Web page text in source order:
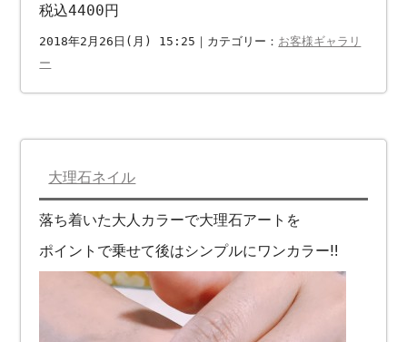
税込4400円
2018年2月26日(月) 15:25｜カテゴリー： お客様ギャラリ
ー
大理石ネイル
落ち着いた大人カラーで大理石アートを
ポイントで乗せて後はシンプルにワンカラー‼︎